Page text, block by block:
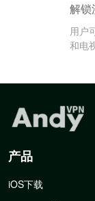
解锁
用户
和电
产品
iOS下载